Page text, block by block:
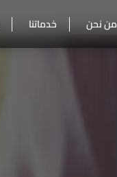
من نحن خدماتنا